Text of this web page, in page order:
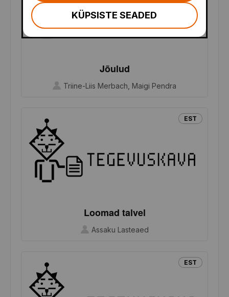
Jõulud
Triine-Liis Merbach, Maigi Pendra
EST
Loomad talvel
Assaku Lasteaed
EST
KÜPSISTE SEADED